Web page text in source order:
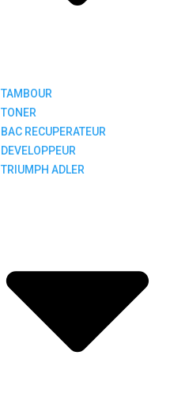
TAMBOUR
TONER
BAC RECUPERATEUR
DEVELOPPEUR
TRIUMPH ADLER